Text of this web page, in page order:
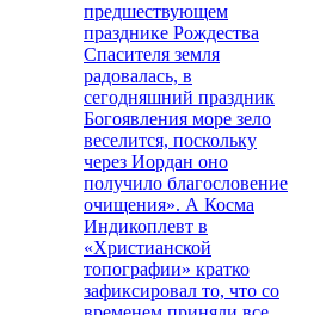
предшествующем
празднике Рождества
Спасителя земля
радовалась, в
сегодняшний праздник
Богоявления море зело
веселится, поскольку
через Иордан оно
получило благословение
очищения». А Косма
Индикоплевт в
«Христианской
топографии» кратко
зафиксировал то, что со